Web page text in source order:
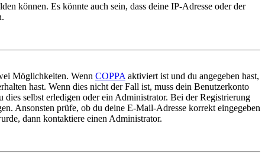
können. Es könnte auch sein, dass deine IP-Adresse oder der
Möglichkeiten. Wenn COPPA aktiviert ist und du angegeben hast,
hast. Wenn dies nicht der Fall ist, muss dein Benutzerkonto
selbst erledigen oder ein Administrator. Bei der Registrierung
Ansonsten prüfe, ob du deine E-Mail-Adresse korrekt eingegeben
dann kontaktiere einen Administrator.